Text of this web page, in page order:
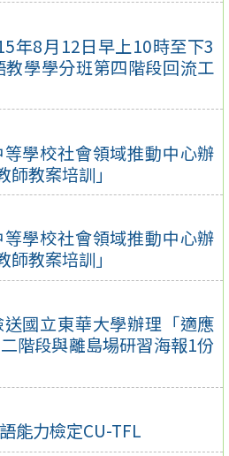
年8月12日早上10時至下3
學學分班第四階段回流工
學校社會領域推動中心辦
教案培訓」
學校社會領域推動中心辦
教案培訓」
國立東華大學辦理「適應
階段與離島場研習海報1份
能力檢定CU-TFL